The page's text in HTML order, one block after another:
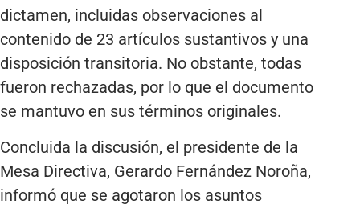
dictamen, incluidas observaciones al
contenido de 23 artículos sustantivos y una
disposición transitoria. No obstante, todas
fueron rechazadas, por lo que el documento
se mantuvo en sus términos originales.
Concluida la discusión, el presidente de la
Mesa Directiva, Gerardo Fernández Noroña,
informó que se agotaron los asuntos